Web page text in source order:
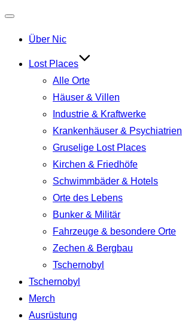
umschalten
Über Nic
Lost Places
Alle Orte
Häuser & Villen
Industrie & Kraftwerke
Krankenhäuser & Psychiatrien
Gruselige Lost Places
Kirchen & Friedhöfe
Schwimmbäder & Hotels
Orte des Lebens
Bunker & Militär
Fahrzeuge & besondere Orte
Zechen & Bergbau
Tschernobyl
Tschernobyl
Merch
Ausrüstung